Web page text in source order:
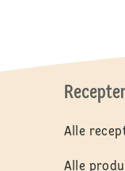
Alle
Alle